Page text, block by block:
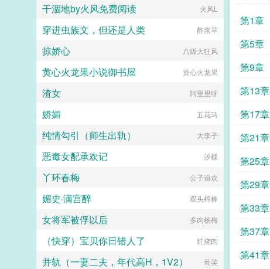
第1章
第5章
第9章
第13章
第17章
第21章
第25章
第29章
第33章
第37章
第41章
方小说之类的剧情）...
干涸地by火风免费阅读 火风L
穿进虫族文，但还是人类 酢浆草
掠娇心 八级大狂风
黄心火龙果小说御书屋 黄心火龙果
渣女 阿里里呀
娇媚 五花马
纯情勾引（师生出轨） 大李子
恶毒女配承欢记 汐蝶
丫环春梅 公子追欢
媚史·满宫醉 双头棉棒
女将军被俘以后 多肉杨梅
（快穿）宝贝你日错人了 红烧肉
并轨（一妻二夫，年代高H，1V2） 葡芙